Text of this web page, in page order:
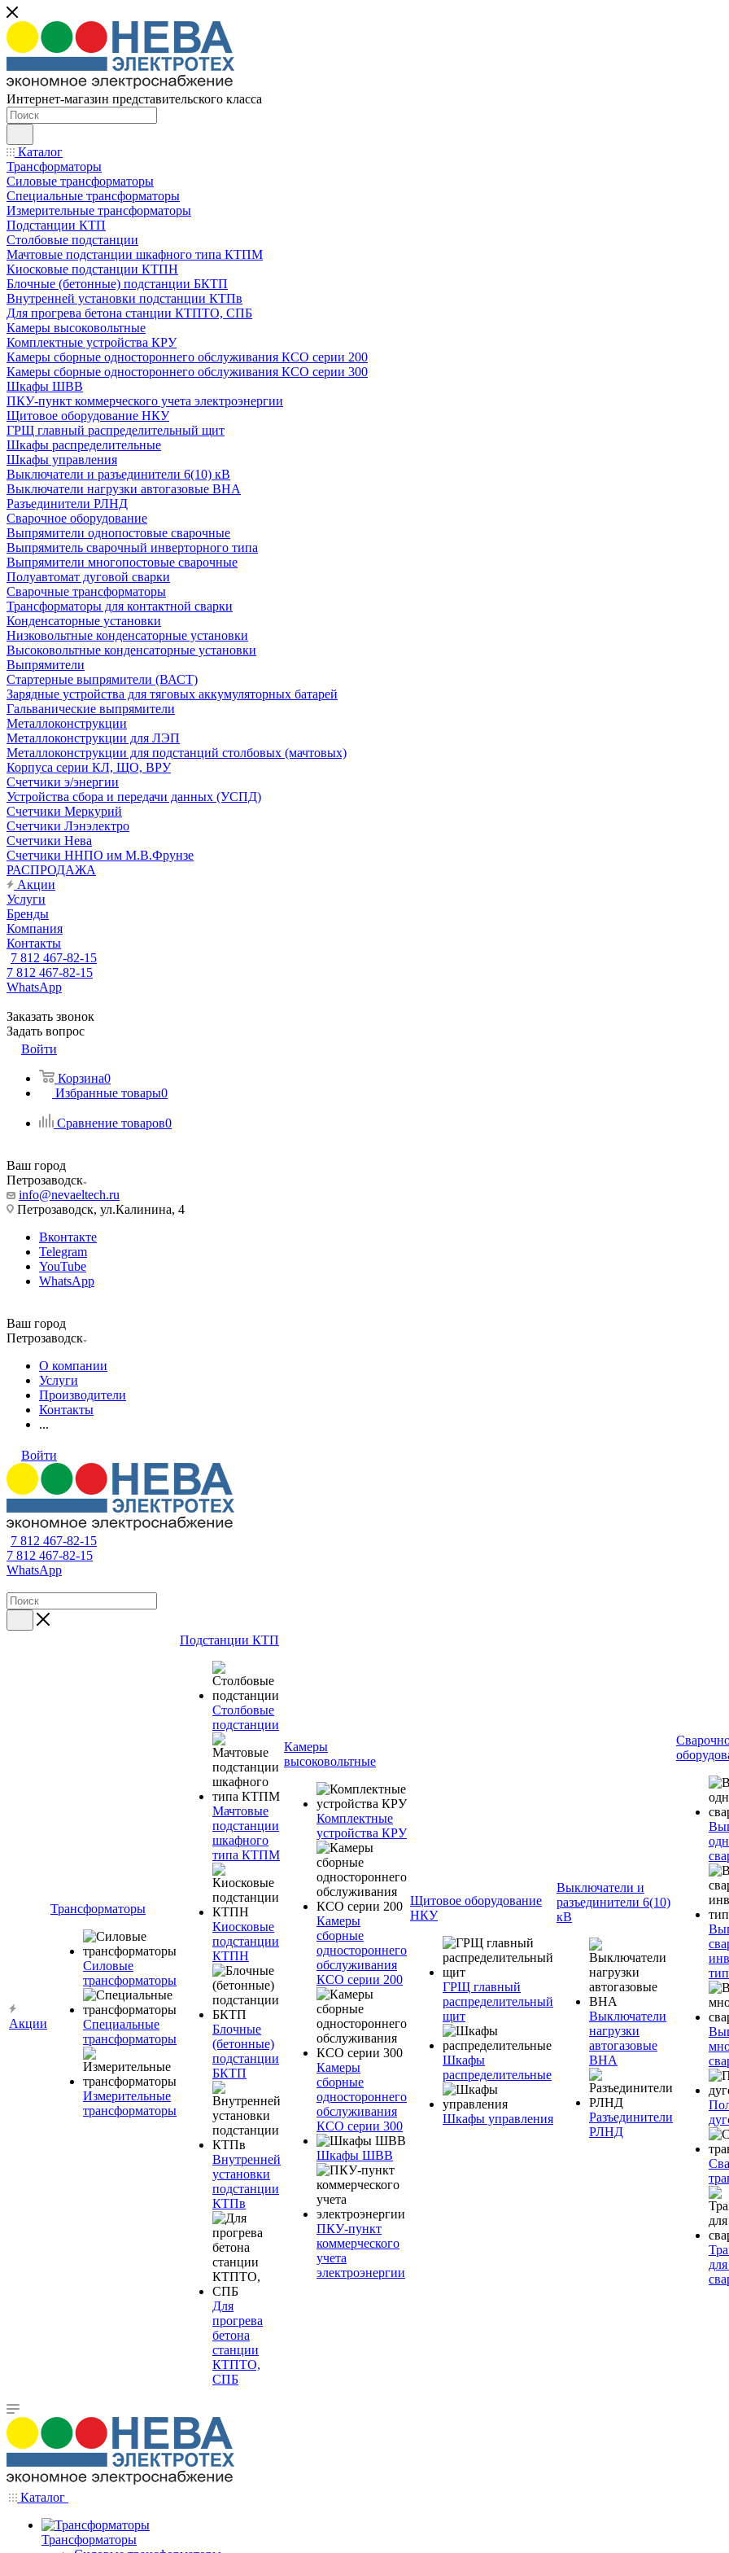
Интернет-магазин представительского класса
Каталог
Трансформаторы
Силовые трансформаторы
Специальные трансформаторы
Измерительные трансформаторы
Подстанции КТП
Столбовые подстанции
Мачтовые подстанции шкафного типа КТПМ
Киосковые подстанции КТПН
Блочные (бетонные) подстанции БКТП
Внутренней установки подстанции КТПв
Для прогрева бетона станции КТПТО, СПБ
Камеры высоковольтные
Комплектные устройства КРУ
Камеры сборные одностороннего обслуживания КСО серии 200
Камеры сборные одностороннего обслуживания КСО серии 300
Шкафы ШВВ
ПКУ-пункт коммерческого учета электроэнергии
Щитовое оборудование НКУ
ГРЩ главный распределительный щит
Шкафы распределительные
Шкафы управления
Выключатели и разъединители 6(10) кВ
Выключатели нагрузки автогазовые ВНА
Разъединители РЛНД
Сварочное оборудование
Выпрямители однопостовые сварочные
Выпрямитель сварочный инверторного типа
Выпрямители многопостовые сварочные
Полуавтомат дуговой сварки
Сварочные трансформаторы
Трансформаторы для контактной сварки
Конденсаторные установки
Низковольтные конденсаторные установки
Высоковольтные конденсаторные установки
Выпрямители
Стартерные выпрямители (ВАСТ)
Зарядные устройства для тяговых аккумуляторных батарей
Гальванические выпрямители
Металлоконструкции
Металлоконструкции для ЛЭП
Металлоконструкции для подстанций столбовых (мачтовых)
Корпуса серии КЛ, ЩО, ВРУ
Счетчики э/энергии
Устройства сбора и передачи данных (УСПД)
Счетчики Меркурий
Счетчики Лэнэлектро
Счетчики Нева
Счетчики ННПО им М.В.Фрунзе
РАСПРОДАЖА
Акции
Услуги
Бренды
Компания
Контакты
7 812 467-82-15
7 812 467-82-15
WhatsApp
Заказать звонок
Задать вопрос
Войти
Корзина0
Избранные товары0
Сравнение товаров0
Ваш город
Петрозаводск
info@nevaeltech.ru
Петрозаводск, ул.Калинина, 4
Вконтакте
Telegram
YouTube
WhatsApp
Ваш город
Петрозаводск
О компании
Услуги
Производители
Контакты
...
Войти
7 812 467-82-15
7 812 467-82-15
WhatsApp
Акции
Трансформаторы
Силовые
трансформаторы
Специальные
трансформаторы
Измерительные
трансформаторы
Подстанции КТП
Столбовые
подстанции
Мачтовые
подстанции
шкафного
типа КТПМ
Киосковые
подстанции
КТПН
Блочные
(бетонные)
подстанции
БКТП
Внутренней
установки
подстанции
КТПв
Для
прогрева
бетона
станции
КТПТО,
СПБ
Камеры
высоковольтные
Комплектные
устройства КРУ
Камеры
сборные
одностороннего
обслуживания
КСО серии 200
Камеры
сборные
одностороннего
обслуживания
КСО серии 300
Шкафы ШВВ
ПКУ-пункт
коммерческого
учета
электроэнергии
Щитовое оборудование
НКУ
ГРЩ главный
распределительный
щит
Шкафы
распределительные
Шкафы управления
Выключатели и
разъединители 6(10)
кВ
Выключатели
нагрузки
автогазовые
ВНА
Разъединители
РЛНД
Каталог
Трансформаторы